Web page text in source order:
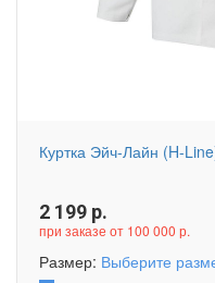
Куртка Эйч-Лайн (H-
2 199 р.
при заказе от 100 000 р.
Размер: Выберите